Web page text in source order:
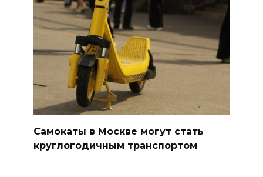
Самокаты в Москве могут стать
круглогодичным транспортом